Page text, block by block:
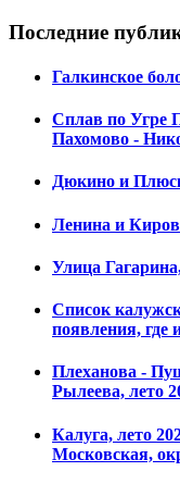
Последние
Галкинское
Сплав по Угре
Пахомово -
Дюкино и
Ленина и
Улица
Список
появления, где
Плеханова -
Рылеева, лето
Калуга, лето
Московская,